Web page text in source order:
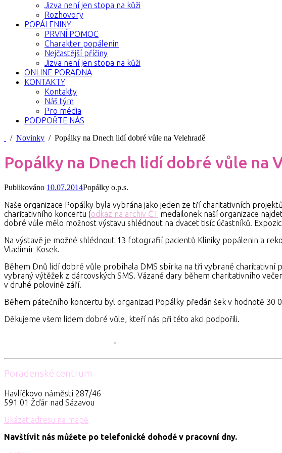
Jizva není jen stopa na kůži
Rozhovory
POPÁLENINY
PRVNÍ POMOC
Charakter popálenin
Nejčastější příčiny
Jizva není jen stopa na kůži
ONLINE PORADNA
KONTAKTY
Kontakty
Náš tým
Pro média
PODPOŘTE NÁS
/ Novinky / Popálky na Dnech lidí dobré vůle na Velehradě
Popálky na Dnech lidí dobré vůle na
Publikováno 10.07.2014Popálky o.p.s.
Naše organizace Popálky byla vybrána jako jeden ze tří charitativních
charitativního koncertu (odkaz na archiv ČT medailonek naší organizace
dobré vůle mělo možnost výstavu shlédnout na dvacet tisíc účastníků.
Na výstavě je možné shlédnout 13 fotografií pacientů Kliniky popálenin a
Vladimír Kosek.
Během Dnů lidí dobré vůle probíhala DMS sbírka na tři vybrané charitativní
vybraný výtěžek z dárcovských SMS. Vázané dary během charitativního
v druhé polovině září.
Během pátečního koncertu byl organizaci Popálky předán šek v hodnotě 30
Děkujeme všem lidem dobré vůle, kteří nás při této akci podpořili.
Poradenské centrum
Havlíčkovo náměstí 287/46
591 01 Žďár nad Sázavou
Ukázat adresu na mapě
Navštívit nás můžete po telefonické dohodě v pracovní dny.